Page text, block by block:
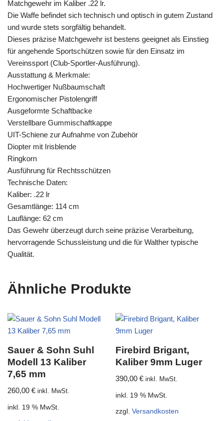
Matchgewehr im Kaliber .22 lr.
Die Waffe befindet sich technisch und optisch in gutem Zustand
und wurde stets sorgfältig behandelt.
Dieses präzise Matchgewehr ist bestens geeignet als Einstieg
für angehende Sportschützen sowie für den Einsatz im
Vereinssport (Club-Sportler-Ausführung).
Ausstattung & Merkmale:
Hochwertiger Nußbaumschaft
Ergonomischer Pistolengriff
Ausgeformte Schaftbacke
Verstellbare Gummischaftkappe
UIT-Schiene zur Aufnahme von Zubehör
Diopter mit Irisblende
Ringkorn
Ausführung für Rechtsschützen
Technische Daten:
Kaliber: .22 lr
Gesamtlänge: 114 cm
Lauflänge: 62 cm
Das Gewehr überzeugt durch seine präzise Verarbeitung,
hervorragende Schussleistung und die für Walther typische
Qualität.
Ähnliche Produkte
Sauer & Sohn Suhl
Modell 13 Kaliber
7,65 mm
260,00 € inkl. MwSt.
inkl. 19 % MwSt.
Firebird Brigant,
Kaliber 9mm Luger
390,00€ inkl. MwSt.
inkl. 19 % MwSt.
zzgl.Versandkosten